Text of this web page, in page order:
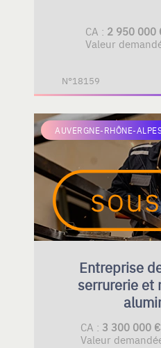
CA : 2 950 000
Valeur
N°18159
AUVERGNE-RHÔNE-
Entreprise
serrurerie et
CA : 3 300 000 €
Valeur